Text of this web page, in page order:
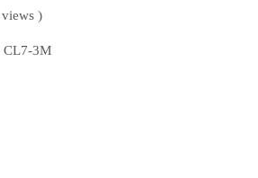
views )
CL7-3M